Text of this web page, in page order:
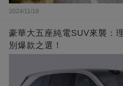
2024/11/18
豪華大五座純電SUV來襲：
別爆款之選！